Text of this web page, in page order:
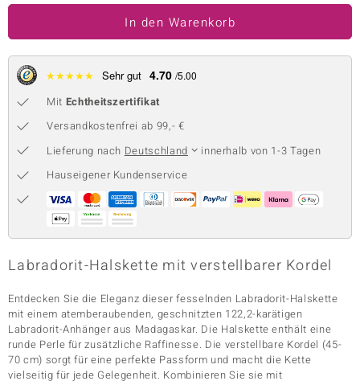
BY DE MELO
Collection
Classics
In den Warenkorb
★★★★★ Sehr gut 4.70 /5.00
Mit Echtheitszertifikat
Versandkostenfrei ab 99,- €
Lieferung nach Deutschland
innerhalb von 1-3 Tagen
Hauseigener Kundenservice
Labradorit-Halskette mit verstellbarer Kordel
Entdecken Sie die Eleganz dieser fesselnden Labradorit-Halskette
mit einem atemberaubenden, geschnitzten 122,2-karätigen
Labradorit-Anhänger aus Madagaskar. Die Halskette enthält eine
runde Perle für zusätzliche Raffinesse. Die verstellbare Kordel (45-
70 cm) sorgt für eine perfekte Passform und macht die Kette
vielseitig für jede Gelegenheit. Kombinieren Sie sie mit